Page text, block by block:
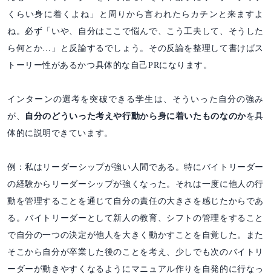
くらい身に着くよね」と周りから言われたらカチンと来ますよ
ね。必ず「いや、自分はここで悩んで、こう工夫して、そうした
ら何とか…」と反論するでしょう。その反論を整理して書けばス
トーリー性があるかつ具体的な自己PRになります。
インターンの選考を突破できる学生は、そういった自分の強み
が、
自分のどういった考えや行動から身に着いたものなのかを具
体的に説明できています。
例：私はリーダーシップが強い人間である。特にバイトリーダー
の経験からリーダーシップが強くなった。それは一度に他人の行
動を管理することを通じて自分の責任の大きさを感じたからであ
る。バイトリーダーとして新人の教育、シフトの管理をすること
で自分の一つの決定が他人を大きく動かすことを自覚した。また
そこから自分が卒業した後のことを考え、少しでも次のバイトリ
ーダーが動きやすくなるようにマニュアル作りを自発的に行なっ